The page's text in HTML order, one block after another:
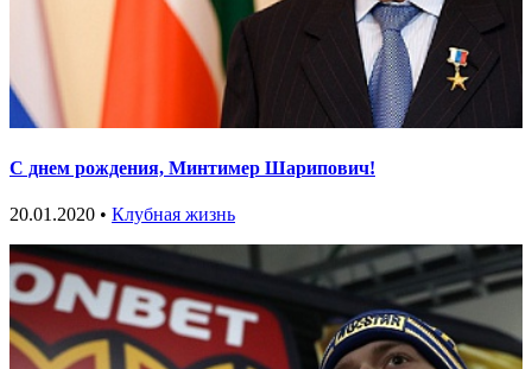
С днем рождения, Минтимер Шарипович!
20.01.2020 • Клубная жизнь